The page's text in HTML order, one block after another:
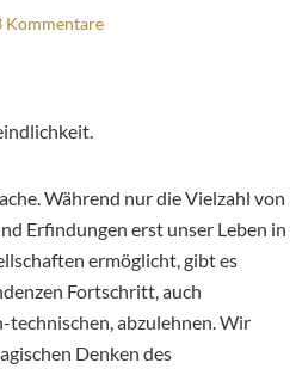
Kommentare
Während nur die Vielzahl von
Erfindungen erst unser Leben in
ermöglicht, gibt es
Fortschritt, auch
technischen, abzulehnen. Wir
Denken des